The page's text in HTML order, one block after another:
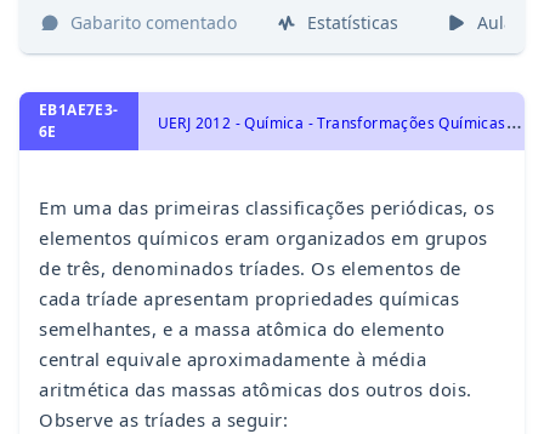
Gabarito comentado Estatísticas Aulas
EB1AE7E3-
6E
U
ERJ 2012 - Química - Transformações Químicas: elementos químicos, tabela periódica e reações químicas, Transformações Químicas
Em uma das primeiras classificações periódicas, os
elementos químicos eram organizados em grupos
de três, denominados tríades. Os elementos de
cada tríade apresentam propriedades químicas
semelhantes, e a massa atômica do elemento
central equivale aproximadamente à média
aritmética das massas atômicas dos outros dois.
Observe as tríades a seguir: